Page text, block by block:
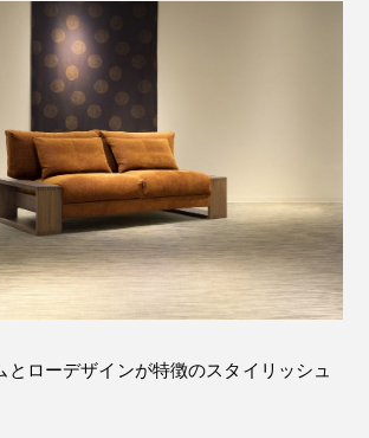
とローデザインが特徴のスタイリッシュ